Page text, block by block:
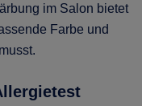
im Salon bietet
Farbe und